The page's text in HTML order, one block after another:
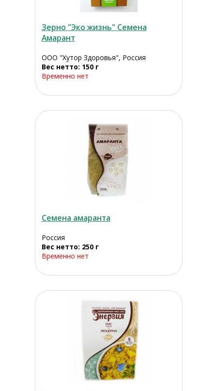
Зерно "Эко жизнь" Семена
Амарант
ООО "Хутор Здоровья", Россия
Вес нетто: 150 г
Временно нет
Семена амаранта
Россия
Вес нетто: 250 г
Временно нет